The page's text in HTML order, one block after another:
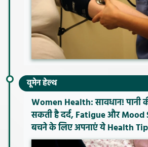
वूमेन हेल्थ
Women Health: सावधान! पानी
सकती है दर्द, Fatigue और
बचने के लिए अपनाएं ये Health